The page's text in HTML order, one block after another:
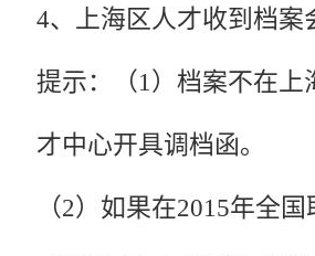
4、上海区人才收到档
提示：（1）档案不在
才中心开具调档函。
（2）如果在2015年全